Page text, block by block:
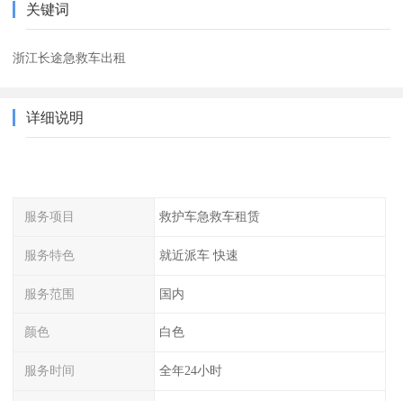
关键词
浙江长途急救车出租
详细说明
服务项目 救护车急救车租赁
服务特色 就近派车 快速
服务范围 国内
颜色 白色
服务时间 全年24小时